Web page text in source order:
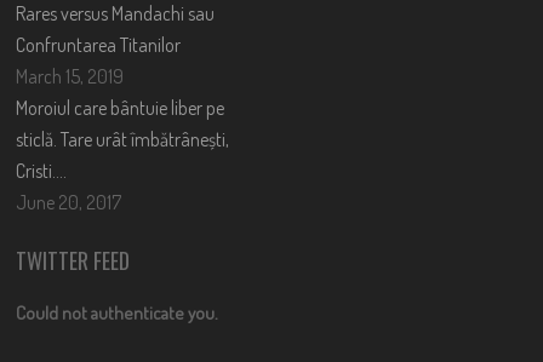
Rares versus Mandachi sau
Confruntarea Titanilor
March 15, 2019
Moroiul care bântuie liber pe
sticlă. Tare urât îmbătrânești,
Cristi….
June 20, 2017
TWITTER FEED
Could not authenticate you.